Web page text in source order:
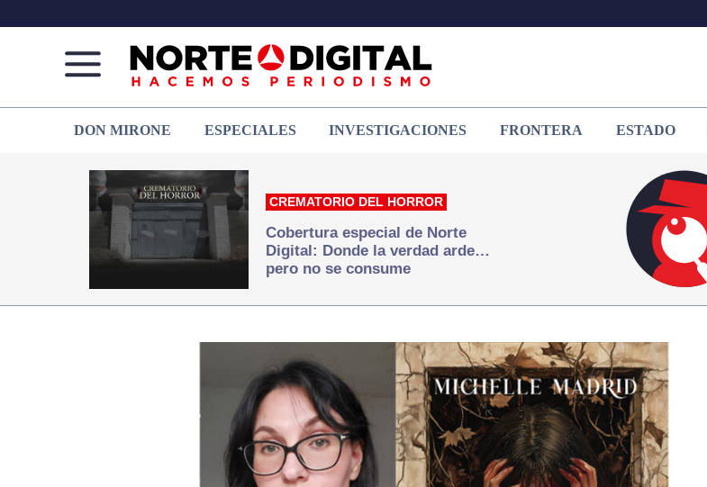
de
Juárez
que
hacemos periodismo
DON MIRONE ESPECIALES INVESTIGACIONES FRONTERA ESTADO
CREMATORIO DEL HORROR
Cobertura especial de Norte
Digital: Donde la verdad arde…
pero no se consume